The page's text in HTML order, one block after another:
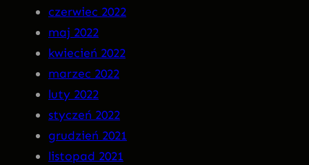
czerwiec 2022
maj 2022
kwiecień 2022
marzec 2022
luty 2022
styczeń 2022
grudzień 2021
listopad 2021